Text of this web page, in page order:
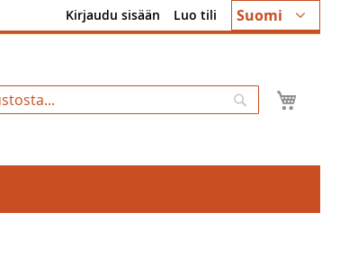
Kieli
Suomi
Kirjaudu sisään Luo tili
Hae